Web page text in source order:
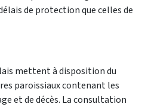
de protection que celles de
mettent à disposition du
paroissiaux contenant les
et de décès. La consultation